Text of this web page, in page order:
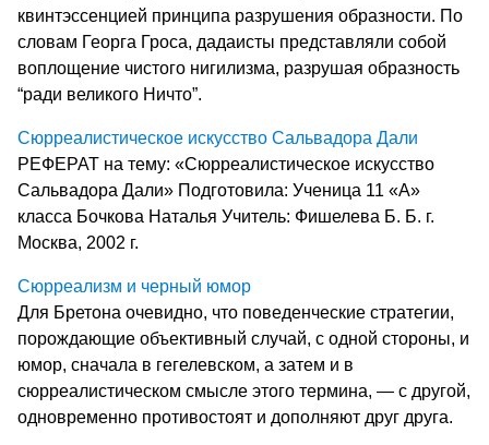
квинтэссенцией принципа разрушения образности. По
словам Георга Гроса, дадаисты представляли собой
воплощение чистого нигилизма, разрушая образность
“ради великого Ничто”.
Сюрреалистическое искусство Сальвадора Дали
РЕФЕРАТ на тему: «Сюрреалистическое искусство
Сальвадора Дали» Подготовила: Ученица 11 «А»
класса Бочкова Наталья Учитель: Фишелева Б. Б. г.
Москва, 2002 г.
Сюрреализм и черный юмор
Для Бретона очевидно, что поведенческие стратегии,
порождающие объективный случай, с одной стороны, и
юмор, сначала в гегелевском, а затем и в
сюрреалистическом смысле этого термина, — с другой,
одновременно противостоят и дополняют друг друга.